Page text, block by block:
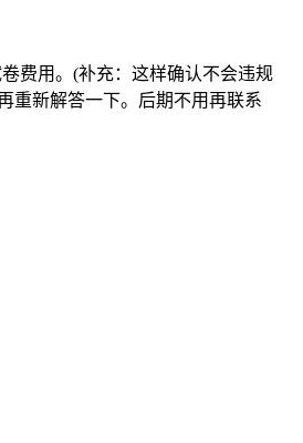
费用。(补充：这样确认不会违规
重新解答一下。后期不用再联系